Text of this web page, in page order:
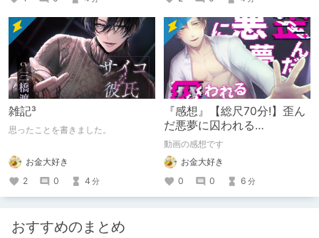
雑記³
思ったことを書きました。
お金大好き
2
0 4 分
『感想』【総尺70分!】歪ん
だ悪夢に囚われる
【LIVE2D×バイノーラル音
声×フルアニメーション】
動画の感想です
お金大好き
0
0 6 分
おすすめのまとめ